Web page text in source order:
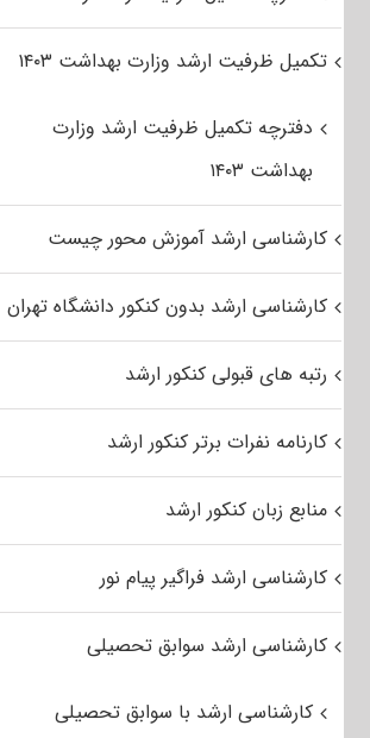
تکمیل ظرفیت ارشد وزارت بهداشت ۱۴۰۳
دفترچه تکمیل ظرفیت ارشد وزارت
بهداشت ۱۴۰۳
کارشناسی ارشد آموزش محور چیست
کارشناسی ارشد بدون کنکور دانشگاه تهران
رتبه های قبولی کنکور ارشد
کارنامه نفرات برتر کنکور ارشد
منابع زبان کنکور ارشد
کارشناسی ارشد فراگیر پیام نور
کارشناسی ارشد سوابق تحصیلی
کارشناسی ارشد با سوابق تحصیلی